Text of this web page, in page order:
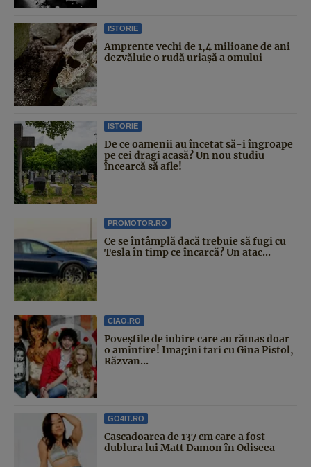
ISTORIE
Amprente vechi de 1,4 milioane de ani
dezvăluie o rudă uriașă a omului
ISTORIE
De ce oamenii au încetat să-i îngroape
pe cei dragi acasă? Un nou studiu
încearcă să afle!
PROMOTOR.RO
Ce se întâmplă dacă trebuie să fugi cu
Tesla în timp ce încarcă? Un atac...
CIAO.RO
Poveştile de iubire care au rămas doar
o amintire! Imagini tari cu Gina Pistol,
Răzvan...
GO4IT.RO
Cascadoarea de 137 cm care a fost
dublura lui Matt Damon în Odiseea